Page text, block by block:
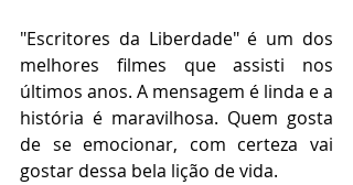
"Escritores da Liberdade" é um dos
melhores filmes que assisti nos
últimos anos. A mensagem é linda e a
história é maravilhosa. Quem gosta
de se emocionar, com certeza vai
gostar dessa bela lição de vida.